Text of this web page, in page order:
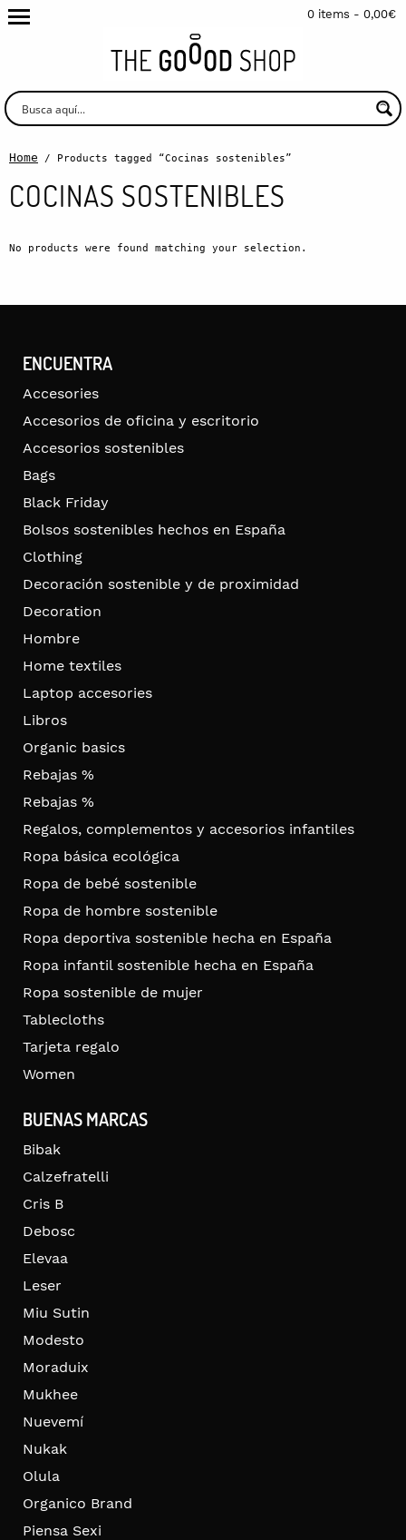
0 items - 0,00€
Home / Products tagged “Cocinas sostenibles”
COCINAS SOSTENIBLES
No products were found matching your selection.
ENCUENTRA
Accesories
Accesorios de oficina y escritorio
Accesorios sostenibles
Bags
Black Friday
Bolsos sostenibles hechos en España
Clothing
Decoración sostenible y de proximidad
Decoration
Hombre
Home textiles
Laptop accesories
Libros
Organic basics
Rebajas %
Rebajas %
Regalos, complementos y accesorios infantiles
Ropa básica ecológica
Ropa de bebé sostenible
Ropa de hombre sostenible
Ropa deportiva sostenible hecha en España
Ropa infantil sostenible hecha en España
Ropa sostenible de mujer
Tablecloths
Tarjeta regalo
Women
BUENAS MARCAS
Bibak
Calzefratelli
Cris B
Debosc
Elevaa
Leser
Miu Sutin
Modesto
Moraduix
Mukhee
Nuevemí
Nukak
Olula
Organico Brand
Piensa Sexi